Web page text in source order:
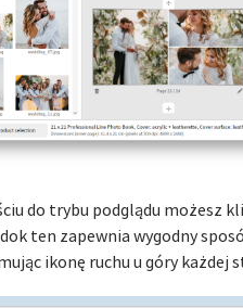
do trybu podglądu możesz
ten zapewnia wygodny
ikonę ruchu u góry każdej